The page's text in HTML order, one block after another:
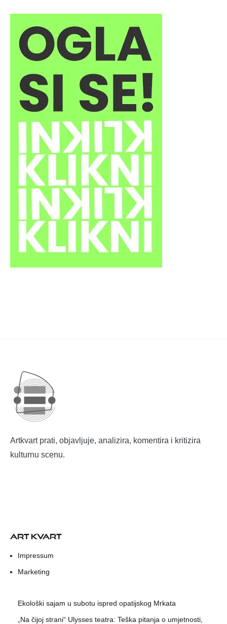
Artkvart prati, objavljuje, analizira, komentira i kritizira
kulturnu scenu.
ART KVART
Impressum
Marketing
Ekološki sajam u subotu ispred opatijskog Mrkata
„Na čijoj strani“ Ulysses teatra: Teška pitanja o umjetnosti,